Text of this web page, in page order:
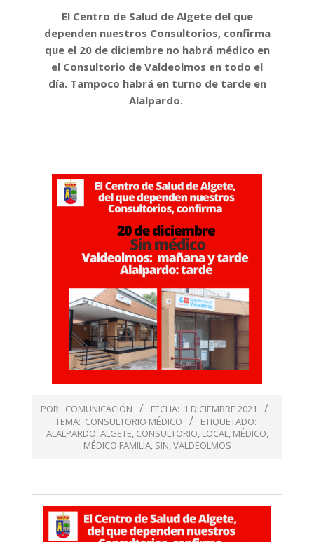
El Centro de Salud de Algete del que
dependen nuestros Consultorios, confirma
que el 20 de diciembre no habrá médico en
el Consultorio de Valdeolmos en todo el
día. Tampoco habrá en turno de tarde en
Alalpardo.
12-
POR: COMUNICACIÓN FECHA: 1 DICIEMBRE 2021
TEMA: CONSULTORIO MÉDICO
ETIQUETADO:
ALALPARDO,ALGETE, CONSULTORIO, LOCAL, MÉDICO,
MÉDICO FAMILIA, SIN,VALDEOLMOS